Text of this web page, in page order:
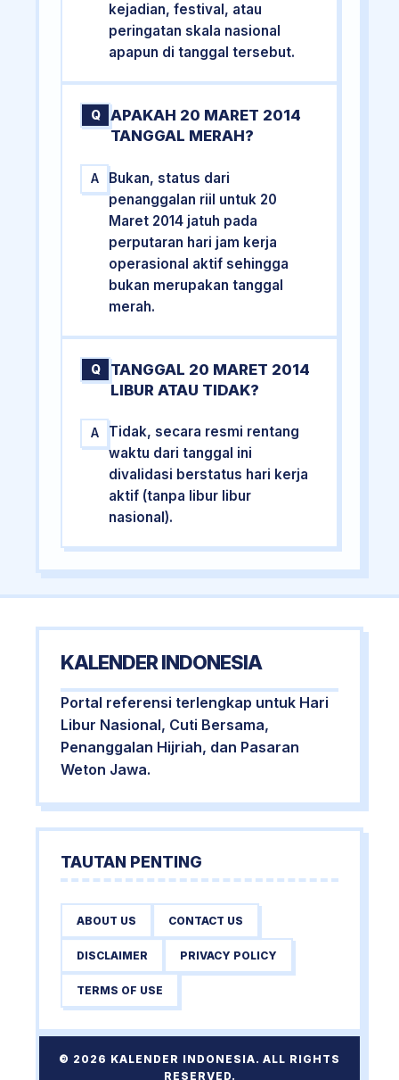
kejadian, festival, atau
peringatan skala nasional
apapun di tanggal tersebut.
Q
APAKAH 20 MARET 2014
TANGGAL MERAH?
A
Bukan, status dari
penanggalan riil untuk 20
Maret 2014 jatuh pada
perputaran hari jam kerja
operasional aktif sehingga
bukan merupakan tanggal
merah.
Q
TANGGAL 20 MARET 2014
LIBUR ATAU TIDAK?
A
Tidak, secara resmi rentang
waktu dari tanggal ini
divalidasi berstatus hari kerja
aktif (tanpa libur libur
nasional).
KALENDER INDONESIA
Portal referensi terlengkap untuk Hari
Libur Nasional, Cuti Bersama,
Penanggalan Hijriah, dan Pasaran
Weton Jawa.
TAUTAN PENTING
ABOUT US CONTACT US
DISCLAIMER PRIVACY POLICY
TERMS OF USE
© 2026 KALENDER INDONESIA. ALL RIGHTS
RESERVED.